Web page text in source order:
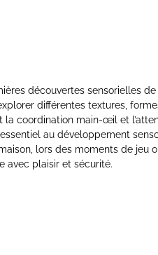
découvertes sensorielles
différentes textures,
coordination main-œil et
au développement
lors des moments de jeu
avec plaisir et sécurité.